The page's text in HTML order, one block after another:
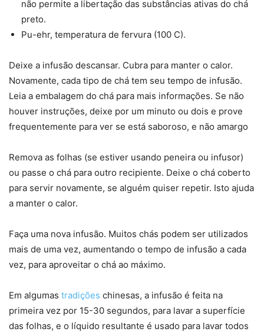
não permite a libertação das substâncias ativas do chá
preto.
Pu-ehr, temperatura de fervura (100 C).
Deixe a infusão descansar. Cubra para manter o calor.
Novamente, cada tipo de chá tem seu tempo de infusão.
Leia a embalagem do chá para mais informações. Se não
houver instruções, deixe por um minuto ou dois e prove
frequentemente para ver se está saboroso, e não amargo
Remova as folhas (se estiver usando peneira ou infusor)
ou passe o chá para outro recipiente. Deixe o chá coberto
para servir novamente, se alguém quiser repetir. Isto ajuda
a manter o calor.
Faça uma nova infusão. Muitos chás podem ser utilizados
mais de uma vez, aumentando o tempo de infusão a cada
vez, para aproveitar o chá ao máximo.
Em algumas tradições chinesas, a infusão é feita na
primeira vez por 15-30 segundos, para lavar a superfície
das folhas, e o líquido resultante é usado para lavar todos